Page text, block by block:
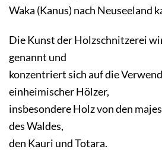
Waka (Kanus) nach Neuseeland
Die Kunst der Holzschnitzerei
genannt und
konzentriert sich auf die
einheimischer Hölzer,
insbesondere Holz von den
des Waldes,
den Kauri und Totara.